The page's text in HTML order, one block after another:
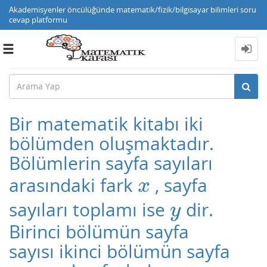
Akademisyenler öncülüğünde matematik/fizik/bilgisayar bilimleri soru
cevap platformu
Toggle
Bir matematik kitabı iki
bölümden oluşmaktadır.
Bölümlerin sayfa sayıları
arasındaki fark x
x , sayfa
sayıları toplamı ise y
ydir.
Birinci bölümün sayfa
sayısı ikinci bölümün sayfa